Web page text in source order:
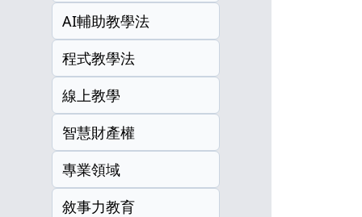
AI輔助教學法
程式教學法
線上教學
智慧財產權
專業領域
敘事力教育